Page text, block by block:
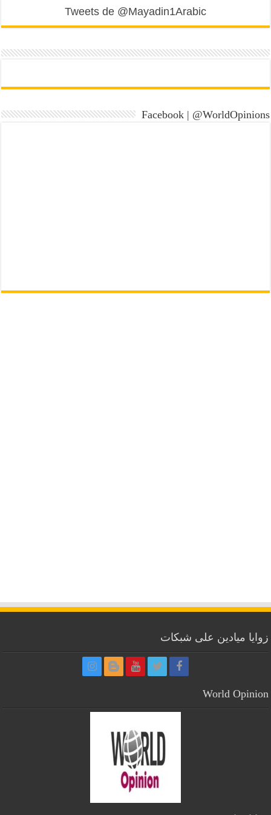
Tweets de @Mayadin1Arabic
Facebook | @WorldOpinions
زوايا ميادين على شبكات
World Opinion